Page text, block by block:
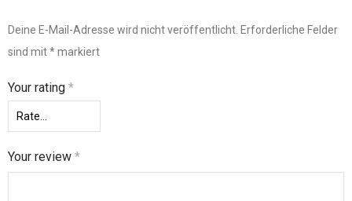
Deine E-Mail-Adresse wird nicht veröffentlicht. Erforderliche Felder
sind mit*markiert
Your rating *
Your review *